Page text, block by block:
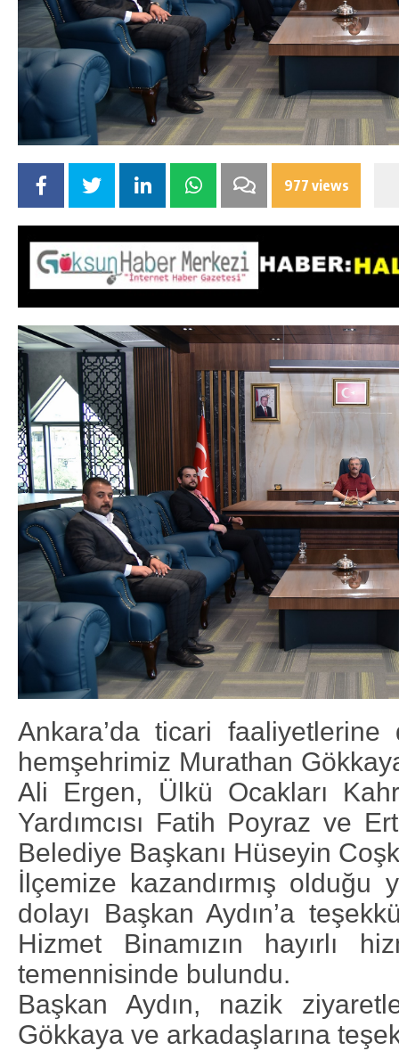
977 views
Ankara’da ticari
hemşehrimiz Murathan
Ali Ergen, Ülkü Ocakları
Yardımcısı Fatih Poyraz ve
Belediye Başkanı Hüseyin
İlçemize kazandırmış olduğu
dolayı Başkan Aydın’a
Hizmet Binamızın hayırlı
temennisinde bulundu.
Başkan Aydın, nazik
Gökkaya ve arkadaşlarına